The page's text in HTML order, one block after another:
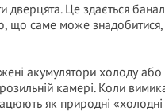
Це здається
що саме може знадобитися,
акумулятори холоду
камері. Коли
як природні